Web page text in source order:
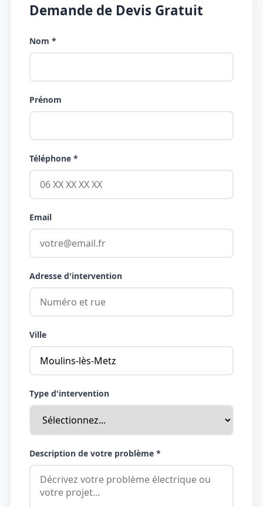
Demande de Devis Gratuit
Nom *
Prénom
Téléphone *
Email
Adresse d'intervention
Ville
Type d'intervention
Description de votre problème *